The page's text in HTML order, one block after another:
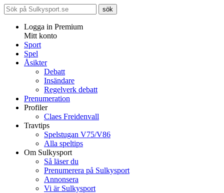
Logga in Premium
Mitt konto
Sport
Spel
Åsikter
Debatt
Insändare
Regelverk debatt
Prenumeration
Profiler
Claes Freidenvall
Travtips
Spelstugan V75/V86
Alla speltips
Om Sulkysport
Så läser du
Prenumerera på Sulkysport
Annonsera
Vi är Sulkysport